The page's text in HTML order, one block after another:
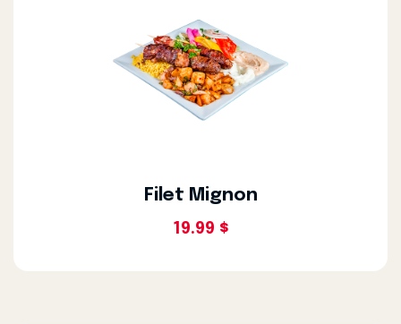
Filet Mignon
19.99 $